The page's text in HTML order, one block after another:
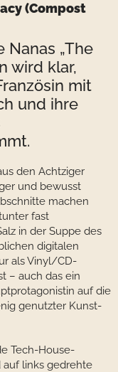
(Compost
Nanas „The
wird klar,
mit
und ihre
den Achtziger
und bewusst
machen
fast
in der Suppe des
digitalen
als Vinyl/CD-
– auch das ein
auf die
genutzter Kunst-
Tech-House-
auf links gedrehte